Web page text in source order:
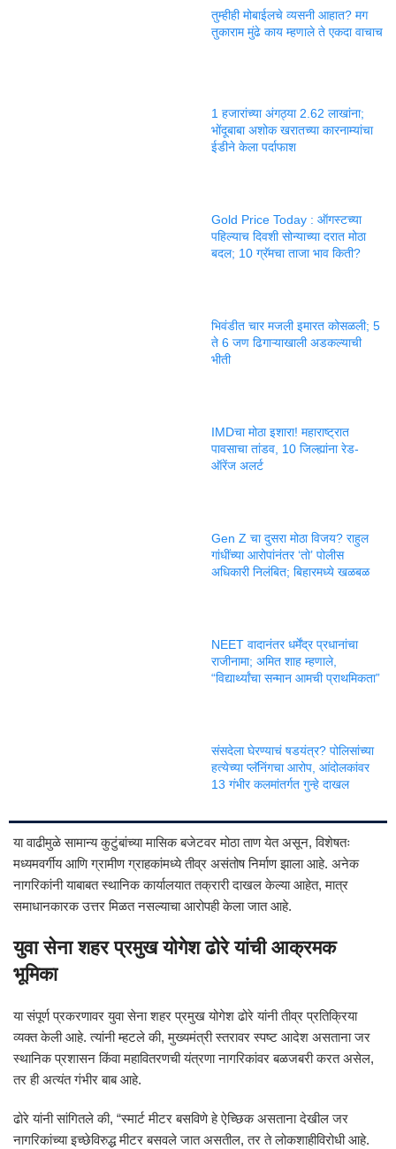
तुम्हीही मोबाईलचे व्यसनी आहात? मग
तुकाराम मुंढे काय म्हणाले ते एकदा वाचाच
1 हजारांच्या अंगठ्या 2.62 लाखांना;
भोंदूबाबा अशोक खरातच्या कारनाम्यांचा
ईडीने केला पर्दाफाश
Gold Price Today : ऑगस्टच्या
पहिल्याच दिवशी सोन्याच्या दरात मोठा
बदल; 10 ग्रॅमचा ताजा भाव किती?
भिवंडीत चार मजली इमारत कोसळली; 5
ते 6 जण ढिगाऱ्याखाली अडकल्याची
भीती
IMDचा मोठा इशारा! महाराष्ट्रात
पावसाचा तांडव, 10 जिल्ह्यांना रेड-
ऑरेंज अलर्ट
Gen Z चा दुसरा मोठा विजय? राहुल
गांधींच्या आरोपांनंतर ‘तो’ पोलीस
अधिकारी निलंबित; बिहारमध्ये खळबळ
NEET वादानंतर धर्मेंद्र प्रधानांचा
राजीनामा; अमित शाह म्हणाले,
“विद्यार्थ्यांचा सन्मान आमची प्राथमिकता”
संसदेला घेरण्याचं षडयंत्र? पोलिसांच्या
हत्येच्या प्लॅनिंगचा आरोप, आंदोलकांवर
13 गंभीर कलमांतर्गत गुन्हे दाखल
या वाढीमुळे सामान्य कुटुंबांच्या मासिक बजेटवर मोठा ताण येत असून, विशेषतः
मध्यमवर्गीय आणि ग्रामीण ग्राहकांमध्ये तीव्र असंतोष निर्माण झाला आहे. अनेक
नागरिकांनी याबाबत स्थानिक कार्यालयात तक्रारी दाखल केल्या आहेत, मात्र
समाधानकारक उत्तर मिळत नसल्याचा आरोपही केला जात आहे.
युवा सेना शहर प्रमुख योगेश ढोरे यांची आक्रमक
भूमिका
या संपूर्ण प्रकरणावर युवा सेना शहर प्रमुख योगेश ढोरे यांनी तीव्र प्रतिक्रिया
व्यक्त केली आहे. त्यांनी म्हटले की, मुख्यमंत्री स्तरावर स्पष्ट आदेश असताना जर
स्थानिक प्रशासन किंवा महावितरणची यंत्रणा नागरिकांवर बळजबरी करत असेल,
तर ही अत्यंत गंभीर बाब आहे.
ढोरे यांनी सांगितले की, “स्मार्ट मीटर बसविणे हे ऐच्छिक असताना देखील जर
नागरिकांच्या इच्छेविरुद्ध मीटर बसवले जात असतील, तर ते लोकशाहीविरोधी आहे.